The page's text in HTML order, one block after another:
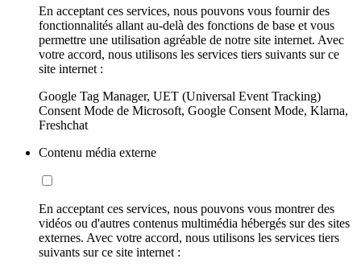
En acceptant ces services, nous pouvons vous fournir des
fonctionnalités allant au-delà des fonctions de base et vous
permettre une utilisation agréable de notre site internet. Avec
votre accord, nous utilisons les services tiers suivants sur ce
site internet :
Google Tag Manager, UET (Universal Event Tracking)
Consent Mode de Microsoft, Google Consent Mode, Klarna,
Freshchat
Contenu média externe
En acceptant ces services, nous pouvons vous montrer des
vidéos ou d'autres contenus multimédia hébergés sur des sites
externes. Avec votre accord, nous utilisons les services tiers
suivants sur ce site internet :